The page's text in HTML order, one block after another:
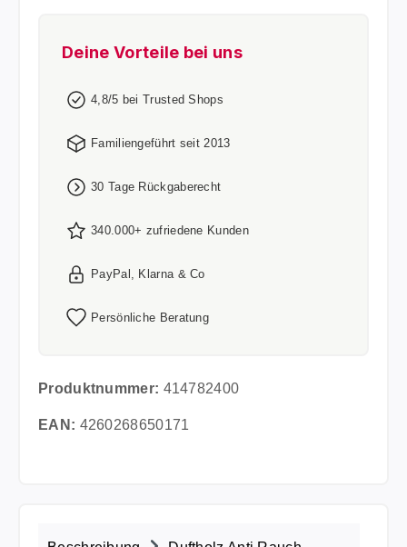
Deine Vorteile bei uns
4,8/5 bei Trusted Shops
Familiengeführt seit 2013
30 Tage Rückgaberecht
340.000+ zufriedene Kunden
PayPal, Klarna & Co
Persönliche Beratung
Produktnummer: 414782400
EAN: 4260268650171